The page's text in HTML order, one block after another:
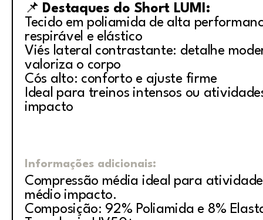
📌 Destaques do Short LUMI:
Tecido em poliamida de alta
respirável e elástico
Viés lateral contrastante: detalhe
valoriza o corpo
Cós alto: conforto e ajuste firme
Ideal para treinos intensos ou
impacto
Informações adicionais:
Compressão média ideal para
médio impacto.
Composição: 92% Poliamida e 8%